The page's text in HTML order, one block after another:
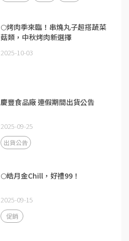
🌕烤肉季來臨！串燒丸子超搭蔬菜
菇類，中秋烤肉新選擇
2025-10-03
慶豐食品廠 連假期間出貨公告
2025-09-25
出貨公告
🌕皓月金Chill，好禮99！
2025-09-15
促銷